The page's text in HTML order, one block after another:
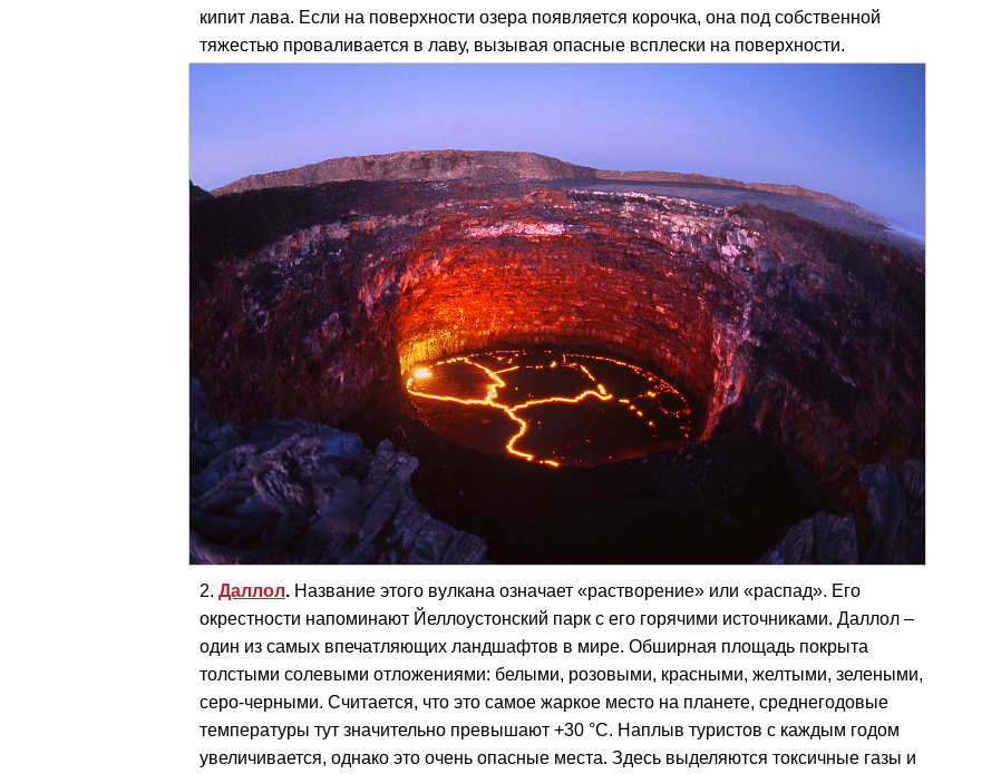
кипит лава. Если на поверхности озера появляется корочка, она под собственной
тяжестью проваливается в лаву, вызывая опасные всплески на поверхности.
Даллол. Название этого вулкана означает «растворение» или «распад». Его
окрестности напоминают Йеллоустонский парк с его горячими источниками. Даллол –
один из самых впечатляющих ландшафтов в мире. Обширная площадь покрыта
толстыми солевыми отложениями: белыми, розовыми, красными, желтыми, зелеными,
серо-черными. Считается, что это самое жаркое место на планете, среднегодовые
температуры тут значительно превышают +30 °С. Наплыв туристов с каждым годом
увеличивается, однако это очень опасные места. Здесь выделяются токсичные газы и